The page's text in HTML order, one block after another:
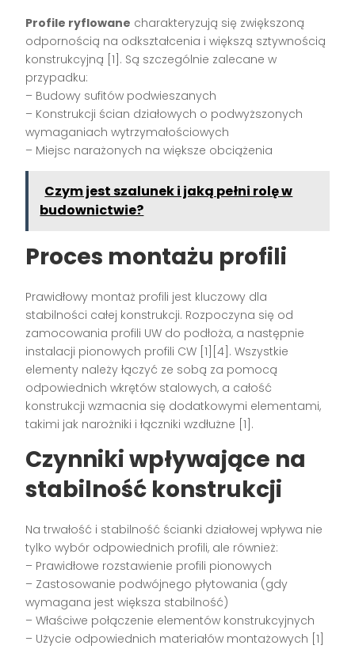
Profile ryflowane charakteryzują się zwiększoną
odpornością na odkształcenia i większą sztywnością
konstrukcyjną [1]. Są szczególnie zalecane w
przypadku:
– Budowy sufitów podwieszanych
– Konstrukcji ścian działowych o podwyższonych
wymaganiach wytrzymałościowych
– Miejsc narażonych na większe obciążenia
Czym jest szalunek i jaką pełni rolę w
budownictwie?
Proces montażu profili
Prawidłowy montaż profili jest kluczowy dla
stabilności całej konstrukcji. Rozpoczyna się od
zamocowania profili UW do podłoża, a następnie
instalacji pionowych profili CW [1][4]. Wszystkie
elementy należy łączyć ze sobą za pomocą
odpowiednich wkrętów stalowych, a całość
konstrukcji wzmacnia się dodatkowymi elementami,
takimi jak narożniki i łączniki wzdłużne [1].
Czynniki wpływające na
stabilność konstrukcji
Na trwałość i stabilność ścianki działowej wpływa nie
tylko wybór odpowiednich profili, ale również:
– Prawidłowe rozstawienie profili pionowych
– Zastosowanie podwójnego płytowania (gdy
wymagana jest większa stabilność)
– Właściwe połączenie elementów konstrukcyjnych
– Użycie odpowiednich materiałów montażowych [1]